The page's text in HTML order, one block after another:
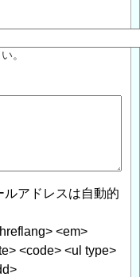
。
ルアドレスは自動的
<em>
<code> <ul type>